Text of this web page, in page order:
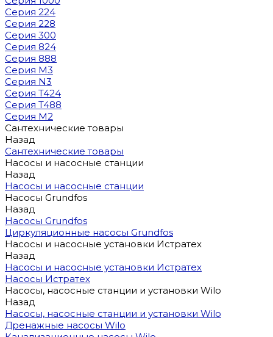
Серия 224
Серия 228
Серия 300
Серия 824
Серия 888
Серия M3
Серия N3
Серия T424
Серия T488
Серия М2
Сантехнические товары
Назад
Сантехнические товары
Насосы и насосные станции
Назад
Насосы и насосные станции
Насосы Grundfos
Назад
Насосы Grundfos
Циркуляционные насосы Grundfos
Насосы и насосные установки Истратех
Назад
Насосы и насосные установки Истратех
Насосы Истратех
Насосы, насосные станции и установки Wilo
Назад
Насосы, насосные станции и установки Wilo
Дренажные насосы Wilo